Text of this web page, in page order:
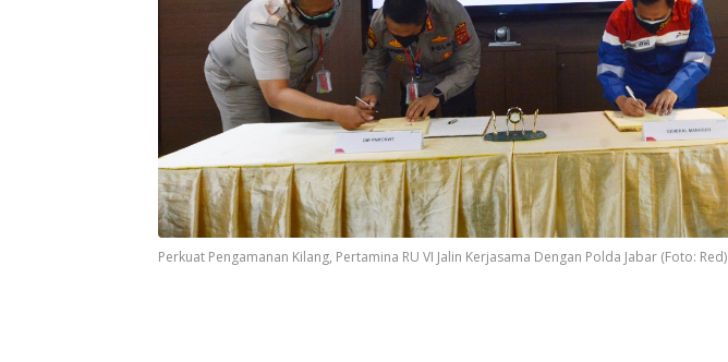
Perkuat Pengamanan Kilang, Pertamina RU VI Jalin Kerjasama Dengan Polda Jabar (Foto: Red)